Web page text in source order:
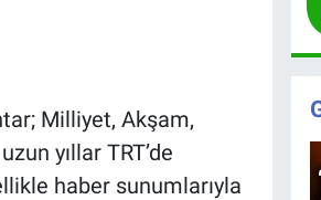
Milliyet, Akşam,
yıllar TRT’de
haber sunumlarıyla